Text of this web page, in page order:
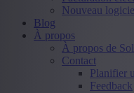
Nouveau
Blog
À propos
À propos de
Contact
Planifier
Feedback